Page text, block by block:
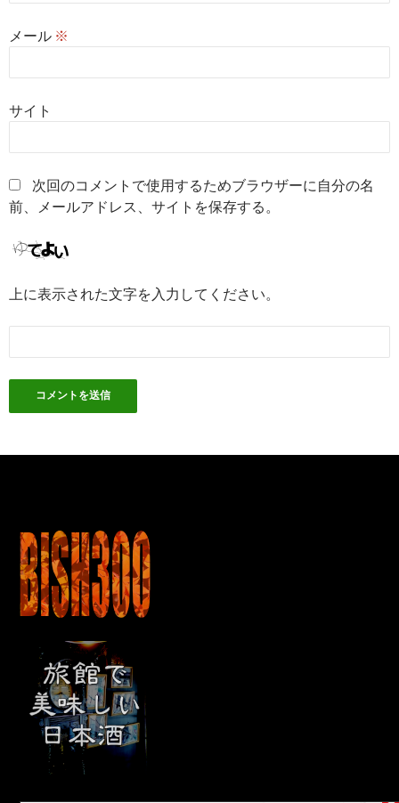
メール ※
サイト
次回のコメントで使用するためブラウザーに自分の名
前、メールアドレス、サイトを保存する。
上に表示された文字を入力してください。